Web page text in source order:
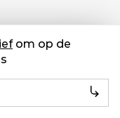
om op de